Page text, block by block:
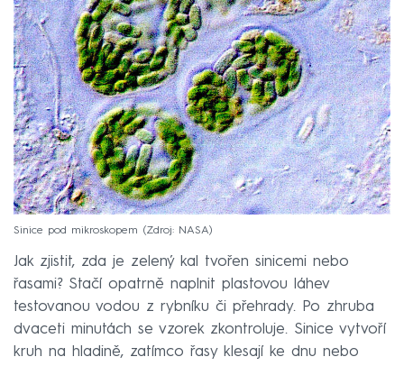
Sinice pod mikroskopem Zdroj: NASA
Jak zjistit, zda je zelený kal tvořen sinicemi nebo
řasami? Stačí opatrně naplnit plastovou láhev
testovanou vodou z rybníku či přehrady. Po zhruba
dvaceti minutách se vzorek zkontroluje. Sinice vytvoří
kruh na hladině, zatímco řasy klesají ke dnu nebo